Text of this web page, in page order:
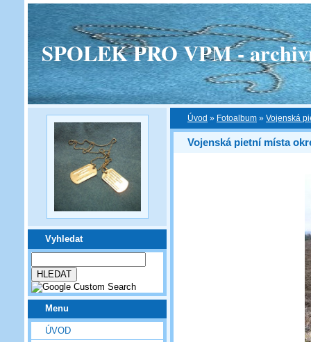
SPOLEK PRO VPM -
Vyhledat
Menu
ÚVOD
Úvod » Fotoalbum » Vojenská
Vojenská pietní místa